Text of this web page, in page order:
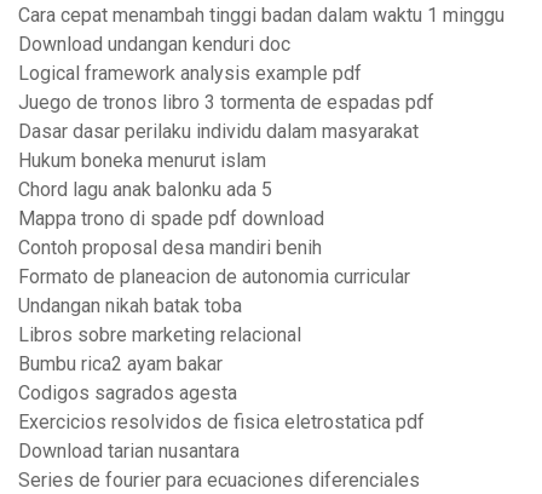
Cara cepat menambah tinggi badan dalam waktu 1 minggu
Download undangan kenduri doc
Logical framework analysis example pdf
Juego de tronos libro 3 tormenta de espadas pdf
Dasar dasar perilaku individu dalam masyarakat
Hukum boneka menurut islam
Chord lagu anak balonku ada 5
Mappa trono di spade pdf download
Contoh proposal desa mandiri benih
Formato de planeacion de autonomia curricular
Undangan nikah batak toba
Libros sobre marketing relacional
Bumbu rica2 ayam bakar
Codigos sagrados agesta
Exercicios resolvidos de fisica eletrostatica pdf
Download tarian nusantara
Series de fourier para ecuaciones diferenciales